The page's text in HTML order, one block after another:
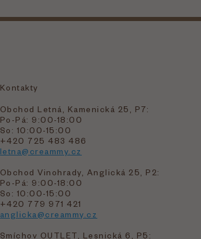
Kontakty
Obchod Letná, Kamenická 25, P7:
Po-Pá: 9:00-18:00
So: 10:00-15:00
+420 725 483 486
letna@creammy.cz
Obchod Vinohrady, Anglická 25, P2:
Po-Pá: 9:00-18:00
So: 10:00-15:00
+420 779 971 421
anglicka@creammy.cz
Smíchov OUTLET, Lesnická 6, P5: